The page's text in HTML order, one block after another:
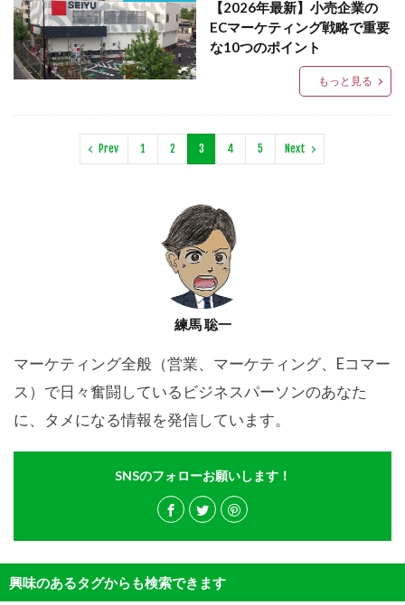
【2026年最新】小売企業の
ECマーケティング戦略で重要
な10つのポイント
もっと見る
Prev 1 2 3 4 5 Next
練馬 聡一
マーケティング全般（営業、マーケティング、Eコマー
ス）で日々奮闘しているビジネスパーソンのあなた
に、タメになる情報を発信しています。
SNSのフォローお願いします！
興味のあるタグからも検索できます